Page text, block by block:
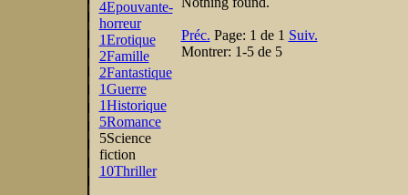
4Epouvante-
horreur
1Erotique
2Famille
2Fantastique
1Guerre
1Historique
5Romance
5Science
fiction
10Thriller
Préc. Page: 1 de 1 Suiv.
Montrer: 1-5 de 5